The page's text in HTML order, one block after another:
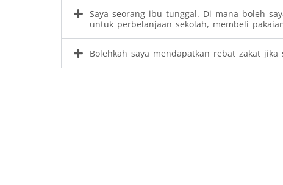
Saya seorang ibu tunggal. Di mana boleh
untuk perbelanjaan sekolah, membeli
Bolehkah saya mendapatkan rebat zakat